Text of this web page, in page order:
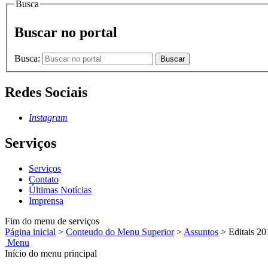
Busca
Buscar no portal
Busca: Buscar
Redes Sociais
Instagram
Serviços
Serviços
Contato
Últimas Notícias
Imprensa
Fim do menu de serviços
Página inicial > Conteudo do Menu Superior > Assuntos > Editais
Menu
Início do menu principal